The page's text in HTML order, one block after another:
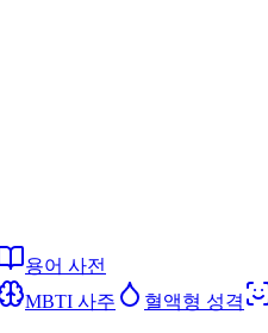
용어 사전
MBTI 사주 혈액형 성격